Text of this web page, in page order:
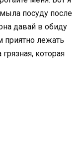
посуду после
давай в обиду
приятно лежать
которая